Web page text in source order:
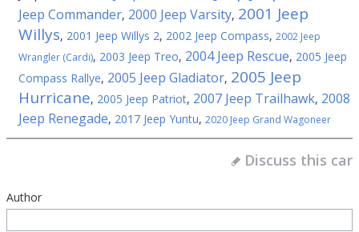
Jeep Commander, 2000 Jeep Varsity, 2001 Jeep
Willys, 2001 Jeep Willys 2, 2002 Jeep Compass, 2002 Jeep
Wrangler (Cardi), 2003 Jeep Treo, 2004 Jeep Rescue, 2005 Jeep
Compass Rallye, 2005 Jeep Gladiator, 2005 Jeep
Hurricane, 2005 Jeep Patriot, 2007 Jeep Trailhawk, 2008
Jeep Renegade, 2017 Jeep Yuntu, 2020 Jeep Grand Wagoneer
Discuss this car
Author